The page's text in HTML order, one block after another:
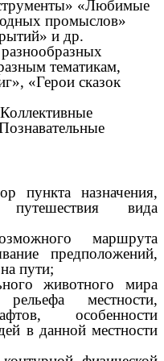
«Любимые
промыслов»
и др.
тематикам,
«Герои сказок
пункта назначения,
вида
маршрута
предположений,
пути;
животного мира
местности,
особенности
в данной местности